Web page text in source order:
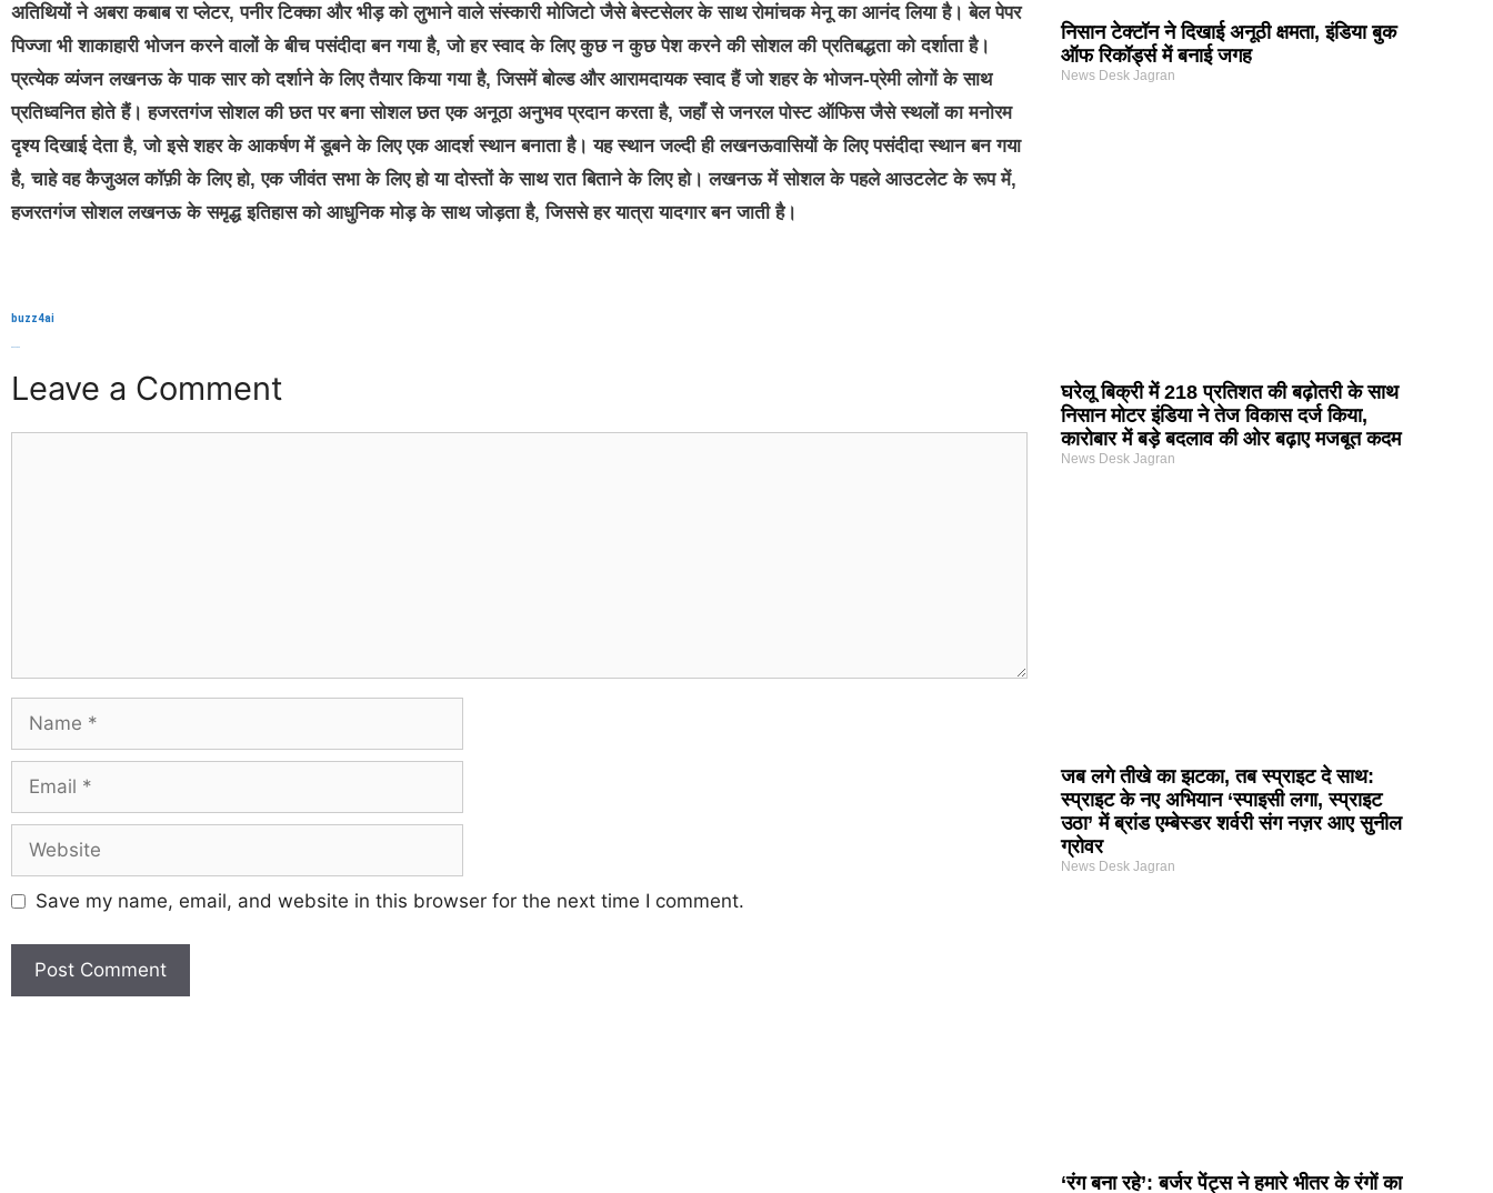
अतिथियों ने अबरा कबाब रा प्लेटर, पनीर टिक्का और भीड़ को लुभाने वाले संस्कारी मोजिटो जैसे बेस्टसेलर के साथ रोमांचक मेनू का आनंद लिया है। बेल पेपर
पिज्जा भी शाकाहारी भोजन करने वालों के बीच पसंदीदा बन गया है, जो हर स्वाद के लिए कुछ न कुछ पेश करने की सोशल की प्रतिबद्धता को दर्शाता है।
प्रत्येक व्यंजन लखनऊ के पाक सार को दर्शाने के लिए तैयार किया गया है, जिसमें बोल्ड और आरामदायक स्वाद हैं जो शहर के भोजन-प्रेमी लोगों के साथ
प्रतिध्वनित होते हैं। हजरतगंज सोशल की छत पर बना सोशल छत एक अनूठा अनुभव प्रदान करता है, जहाँ से जनरल पोस्ट ऑफिस जैसे स्थलों का मनोरम
दृश्य दिखाई देता है, जो इसे शहर के आकर्षण में डूबने के लिए एक आदर्श स्थान बनाता है। यह स्थान जल्दी ही लखनऊवासियों के लिए पसंदीदा स्थान बन गया
है, चाहे वह कैजुअल कॉफ़ी के लिए हो, एक जीवंत सभा के लिए हो या दोस्तों के साथ रात बिताने के लिए हो। लखनऊ में सोशल के पहले आउटलेट के रूप में,
हजरतगंज सोशल लखनऊ के समृद्ध इतिहास को आधुनिक मोड़ के साथ जोड़ता है, जिससे हर यात्रा यादगार बन जाती है।
buzz4ai
Leave a Comment
Save my name, email, and website in this browser for the next time I comment.
निसान टेक्टॉन ने दिखाई अनूठी क्षमता, इंडिया बुक
ऑफ रिकॉर्ड्स में बनाई जगह
News Desk Jagran
घरेलू बिक्री में 218 प्रतिशत की बढ़ोतरी के साथ
निसान मोटर इंडिया ने तेज विकास दर्ज किया,
कारोबार में बड़े बदलाव की ओर बढ़ाए मजबूत कदम
News Desk Jagran
जब लगे तीखे का झटका, तब स्प्राइट दे साथ:
स्प्राइट के नए अभियान ‘स्पाइसी लगा, स्प्राइट
उठा’ में ब्रांड एम्बेस्डर शर्वरी संग नज़र आए सुनील
ग्रोवर
News Desk Jagran
‘रंग बना रहे’: बर्जर पेंट्स ने हमारे भीतर के रंगों का